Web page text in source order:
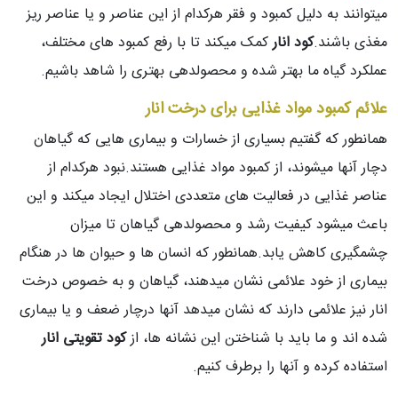
میتوانند به دلیل کمبود و فقر هرکدام از این عناصر و یا عناصر ریز
مغذی باشند.کود انارکمک میکند تا با رفع کمبود های مختلف،
عملکرد گیاه ما بهتر شده و محصولدهی بهتری را شاهد باشیم.
علائم کمبود مواد غذایی برای درخت انار
همانطور که گفتیم بسیاری از خسارات و بیماری هایی که گیاهان
دچار آنها میشوند، از کمبود مواد غذایی هستند.نبود هرکدام از
عناصر غذایی در فعالیت های متعددی اختلال ایجاد میکند و این
باعث میشود کیفیت رشد و محصولدهی گیاهان تا میزان
چشمگیری کاهش یابد.همانطور که انسان ها و حیوان ها در هنگام
بیماری از خود علائمی نشان میدهند، گیاهان و به خصوص درخت
انار نیز علائمی دارند که نشان میدهد آنها درچار ضعف و یا بیماری
شده اند و ما باید با شناختن این نشانه ها، ازکود تقویتی انار
استفاده کرده و آنها را برطرف کنیم.